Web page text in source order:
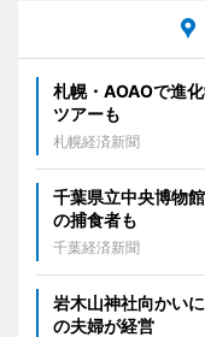
札幌・AOAOで進
ツアーも
札幌経済新聞
千葉県立中央博物
の捕食者も
千葉経済新聞
岩木山神社向かい
の夫婦が経営